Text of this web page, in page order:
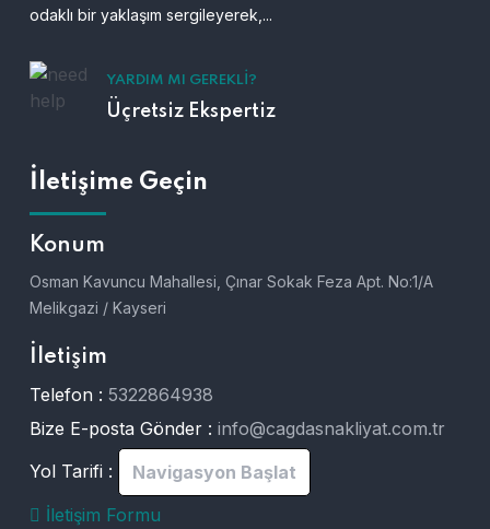
odaklı bir yaklaşım sergileyerek,...
YARDIM MI GEREKLI?
Üçretsiz Ekspertiz
İletişime Geçin
Konum
Osman Kavuncu Mahallesi, Çınar Sokak Feza Apt. No:1/A
Melikgazi / Kayseri
İletişim
Telefon : 5322864938
Bize E-posta Gönder : info@cagdasnakliyat.com.tr
Yol Tarifi :
Navigasyon Başlat
İletişim Formu